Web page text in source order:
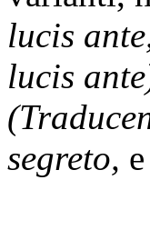
lucis
lucis
segreto,